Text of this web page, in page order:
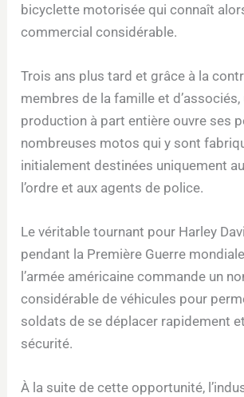
bicyclette motorisée qui connaît
commercial considérable.
Trois ans plus tard et grâce à la
membres de la famille et d’associés,
production à part entière ouvre ses
nombreuses motos qui y sont
initialement destinées uniquement
l’ordre et aux agents de police.
Le véritable tournant pour Harley
pendant la Première Guerre
l’armée américaine commande un
considérable de véhicules pour
soldats de se déplacer rapidement
sécurité.
À la suite de cette opportunité,